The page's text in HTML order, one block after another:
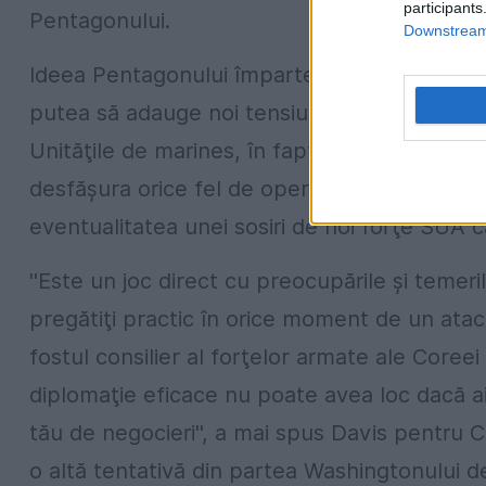
Pentagonului.
Ideea Pentagonului împarte părerile
putea să adauge noi tensiuni cu China şi
Unităţile de marines, în fapt, sunt
desfăşura orice fel de operaţiune. Iar
eventualitatea unei sosiri de noi forţe SUA
''Este un joc direct cu preocupările şi
pregătiţi practic în orice moment de un
fostul consilier al forţelor armate ale
diplomaţie eficace nu poate avea loc dacă
tău de negocieri'', a mai spus Davis pentru
o altă tentativă din partea Washingtonului